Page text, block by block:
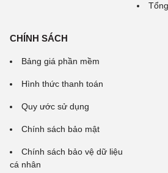
CHÍNH SÁCH
Bảng giá phần mềm
Hình thức thanh toán
Quy ước sử dụng
Chính sách bảo mật
Chính sách bảo vệ dữ liệu
cá nhân